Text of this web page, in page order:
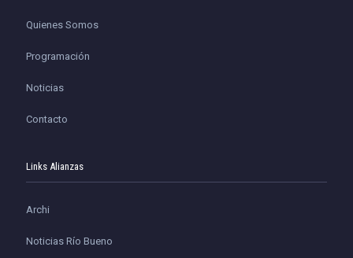
Quienes Somos
Programación
Noticias
Contacto
Links Alianzas
Archi
Noticias Río Bueno